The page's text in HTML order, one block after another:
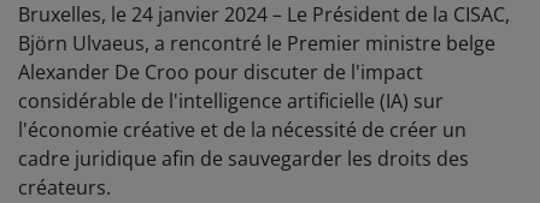
Bruxelles, le 24 janvier 2024 – Le Président de la CISAC,
Björn Ulvaeus, a rencontré le Premier ministre belge
Alexander De Croo pour discuter de l'impact
considérable de l'intelligence artificielle (IA) sur
l'économie créative et de la nécessité de créer un
cadre juridique afin de sauvegarder les droits des
créateurs.